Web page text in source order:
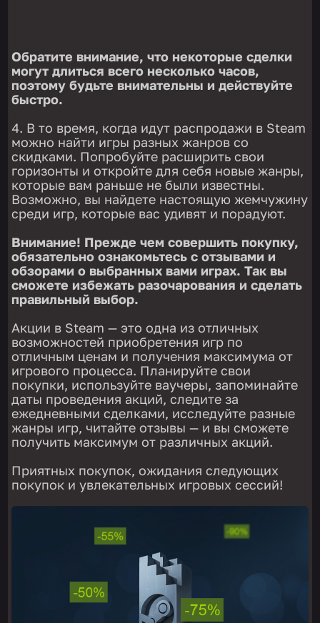
Обратите внимание, что некоторые сделки
могут длиться всего несколько часов,
поэтому будьте внимательны и действуйте
быстро.
В то время, когда идут распродажи в Steam
можно найти игры разных жанров со
скидками. Попробуйте расширить свои
горизонты и откройте для себя новые жанры,
которые вам раньше не были известны.
Возможно, вы найдете настоящую жемчужину
среди игр, которые вас удивят и порадуют.
Внимание! Прежде чем совершить покупку,
обязательно ознакомьтесь с отзывами и
обзорами о выбранных вами играх. Так вы
сможете избежать разочарования и сделать
правильный выбор.
Акции в Steam — это одна из отличных
возможностей приобретения игр по
отличным ценам и получения максимума от
игрового процесса. Планируйте свои
покупки, используйте ваучеры, запоминайте
даты проведения акций, следите за
ежедневными сделками, исследуйте разные
жанры игр, читайте отзывы — и вы сможете
получить максимум от различных акций.
Приятных покупок, ожидания следующих
покупок и увлекательных игровых сессий!